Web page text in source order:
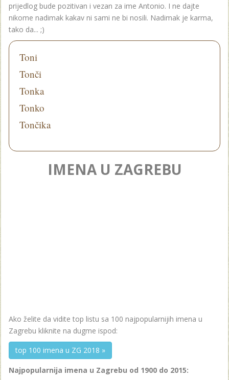
prijedlog bude pozitivan i vezan za ime Antonio. I ne dajte
nikome nadimak kakav ni sami ne bi nosili. Nadimak je karma,
tako da... ;)
Toni
Tonči
Tonka
Tonko
Tončika
IMENA U ZAGREBU
Ako želite da vidite top listu sa 100 najpopularnijih imena u
Zagrebu kliknite na dugme ispod:
top 100 imena u ZG 2018 »
Najpopularnija imena u Zagrebu od 1900 do 2015: